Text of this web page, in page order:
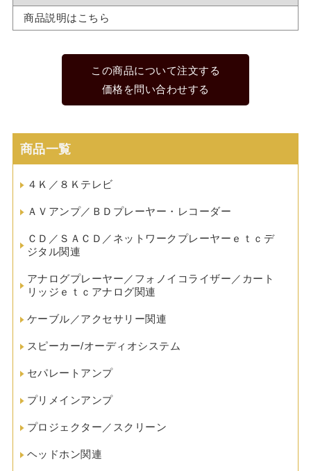
商品説明はこちら
この商品について注文する
価格を問い合わせする
商品一覧
４Ｋ／８Ｋテレビ
ＡＶアンプ／ＢＤプレーヤー・レコーダー
ＣＤ／ＳＡＣＤ／ネットワークプレーヤーｅｔｃデ
ジタル関連
アナログプレーヤー／フォノイコライザー／カート
リッジｅｔｃアナログ関連
ケーブル／アクセサリー関連
スピーカー/オーディオシステム
セパレートアンプ
プリメインアンプ
プロジェクター／スクリーン
ヘッドホン関連